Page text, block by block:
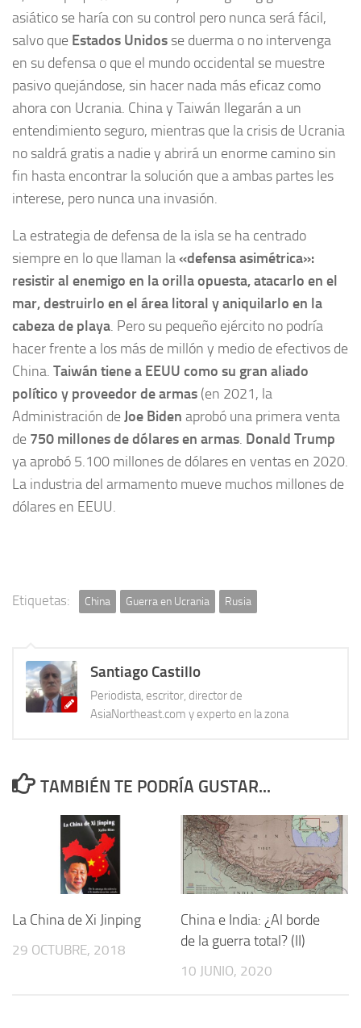
asiático se haría con su control pero nunca será fácil,
salvo que Estados Unidos se duerma o no intervenga
en su defensa o que el mundo occidental se muestre
pasivo quejándose, sin hacer nada más eficaz como
ahora con Ucrania. China y Taiwán llegarán a un
entendimiento seguro, mientras que la crisis de Ucrania
no saldrá gratis a nadie y abrirá un enorme camino sin
fin hasta encontrar la solución que a ambas partes les
interese, pero nunca una invasión.
La estrategia de defensa de la isla se ha centrado
siempre en lo que llaman la«defensa asimétrica»:
resistir al enemigo en la orilla opuesta, atacarlo en el
mar, destruirlo en el área litoral y aniquilarlo en la
cabeza de playa. Pero su pequeño ejército no podría
hacer frente a los más de millón y medio de efectivos de
China. Taiwán tiene a EEUU como su gran aliado
político y proveedor de armas (en 2021, la
Administración de Joe Biden aprobó una primera venta
de 750 millones de dólares en armas. Donald Trump
ya aprobó 5.100 millones de dólares en ventas en 2020.
La industria del armamento mueve muchos millones de
dólares en EEUU.
Etiquetas: China Guerra en Ucrania Rusia
Santiago Castillo
Periodista, escritor, director de
AsiaNortheast.com y experto en la zona
TAMBIÉN TE PODRÍA GUSTAR...
La China de Xi Jinping
29 OCTUBRE, 2018
China e India: ¿Al borde
de la guerra total? (II)
10 JUNIO, 2020